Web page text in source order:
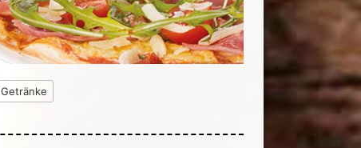
Getränke